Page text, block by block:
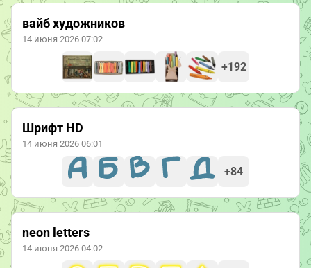
вайб художников
14 июня 2026 07:02
+192
Шрифт HD
14 июня 2026 06:01
+84
neon letters
14 июня 2026 04:02